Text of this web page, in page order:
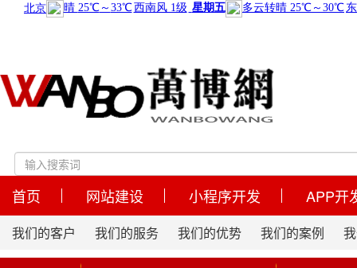
首页 网站建设 小程序开发 APP开
我们的客户 我们的服务 我们的优势 我们的案例